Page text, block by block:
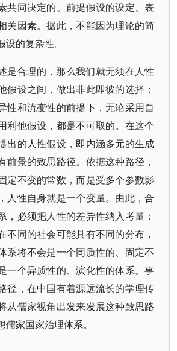
共同决定的。前提假设的设定、表
关因素。据此，不能因为理论的简
的复杂性。
是合理的，那么我们就无须在人性
假设之间，做出非此即彼的选择；
性和流变性的前提下，无论采用自
利他假设，都是不可取的。在这个
出的人性假设，即内涵多元的生成
前景的致思路径。依据这种路径，
定不变的常数，而是受多个参数影
人性自身就是一个变量。由此，合
，必须把人性的差异性纳入考量；
不同的社会可能具有不同的分布，
系将不会是一个同质性的、固定不
一个异质性的、演化性的体系。事
径，在中国有着源远流长的学理传
从儒家视角出发来发展这种致思路
家国家治理体系。